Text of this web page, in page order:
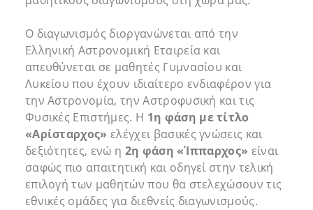
Ο διαγωνισμός διοργανώνεται από την
Ελληνική Αστρονομική Εταιρεία και
απευθύνεται σε μαθητές Γυμνασίου και
Λυκείου που έχουν ιδιαίτερο ενδιαφέρον για
την Αστρονομία, την Αστροφυσική και τις
Φυσικές Επιστήμες. Η 1η φάση με τίτλο
«Αρίσταρχος» ελέγχει βασικές γνώσεις και
δεξιότητες, ενώ η 2η φάση «Ίππαρχος» είναι
σαφώς πιο απαιτητική και οδηγεί στην τελική
επιλογή των μαθητών που θα στελεχώσουν τις
εθνικές ομάδες για διεθνείς διαγωνισμούς.